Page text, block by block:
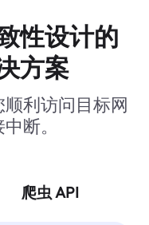
性设计的
方案
利访问目标网
断。
爬虫 API